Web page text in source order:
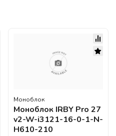
Моноблок
Моноблок IRBY Pro 27
v2-W-i3121-16-0-1-N-
H610-210